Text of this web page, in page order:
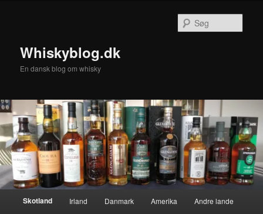
Whiskyblog.dk
En dansk blog om whisky
Hovedmenu
Skotland Irland Danmark Amerika Andre lande